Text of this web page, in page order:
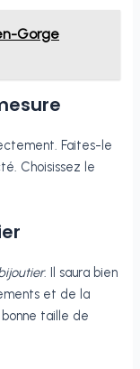
Gorge
Faites-le
Choisissez le
. Il saura bien
et de la
taille de